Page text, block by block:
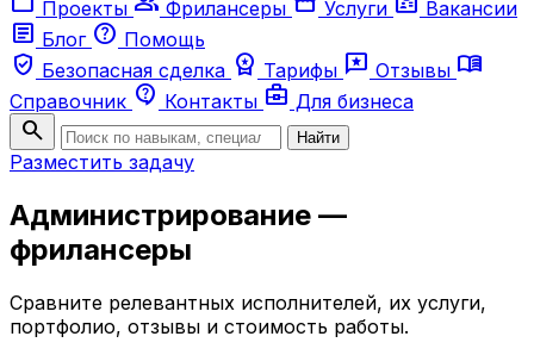
Проекты Фрилансеры Услуги Вакансии
article Блог help Помощь
verified_user Безопасная сделка workspace_premium Тарифы reviews Отзывы menu_book
Справочник contact_support Контакты business_center Для бизнеса
search Найти
Разместить задачу
Администрирование —
фрилансеры
Сравните релевантных исполнителей, их услуги,
портфолио, отзывы и стоимость работы.